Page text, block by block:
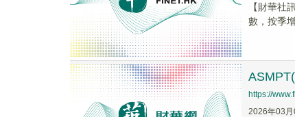
【財華社
數，按季
https://
2026年03